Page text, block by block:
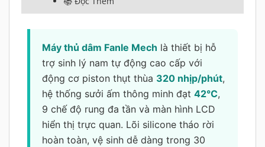
Máy thủ dâm Fanle Mech là thiết bị hỗ
trợ sinh lý nam tự động cao cấp với
động cơ piston thụt thùa 320 nhịp/phút,
hệ thống sưởi ấm thông minh đạt 42°C,
9 chế độ rung đa tần và màn hình LCD
hiển thị trực quan. Lõi silicone tháo rời
hoàn toàn, vệ sinh dễ dàng trong 30